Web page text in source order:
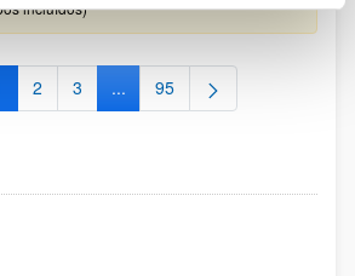
incluídos)
Página
2 Página
3 ...Páginas intermedias Use TAB
Página
95